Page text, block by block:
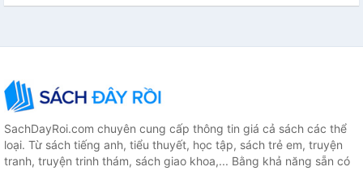
SachDayRoi.com chuyên cung cấp thông tin giá cả sách các thể
loại. Từ sách tiếng anh, tiểu thuyết, học tập, sách trẻ em, truyện
tranh, truyện trinh thám, sách giao khoa,... Bằng khả năng sẵn có